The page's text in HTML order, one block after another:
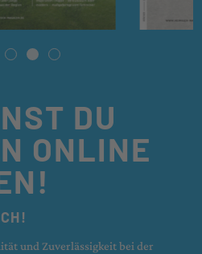
DU
ONLINE
und Zuverlässigkeit bei der